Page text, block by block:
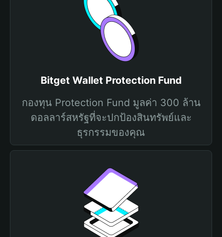
Bitget Wallet Protection Fund
กองทุน Protection Fund มูลค่า 300 ล้าน
ดอลลาร์สหรัฐที่จะปกป้องสินทรัพย์และ
ธุรกรรมของคุณ